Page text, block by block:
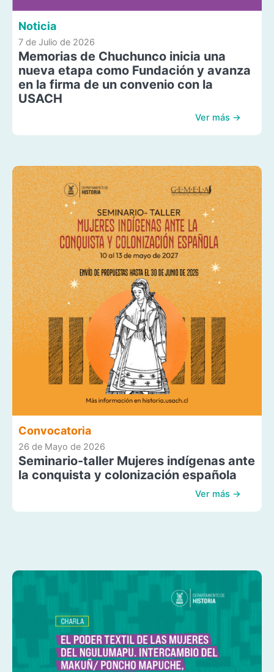
Noticia
7 de Julio de 2026
Memorias de Chuchunco inicia una
nueva etapa como Fundación y avanza
en la firma de un convenio con la
USACH
Ver más →
Convocatoria
26 de Mayo de 2026
Seminario-taller Mujeres indígenas ante
la conquista y colonización española
Ver más →